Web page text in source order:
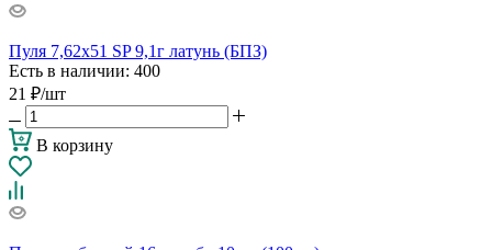
Пуля 7,62х51 SP 9,1г латунь (БПЗ)
Есть в наличии: 400
21 ₽/шт
В корзину